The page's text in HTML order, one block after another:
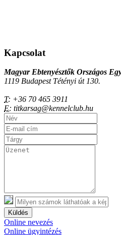
Kapcsolat
Magyar Ebtenyésztők Országos
1119 Budapest Tétényi út 130.
T: +36 70 465 3911
E: titkarsag@kennelclub.hu
Küldés
Online nevezés
Online ügyintézés